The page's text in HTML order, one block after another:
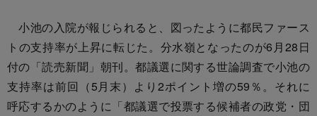
小池の入院が報じられると、図ったように都民ファース
トの支持率が上昇に転じた。分水嶺となったのが6月28日
付の「読売新聞」朝刊。都議選に関する世論調査で小池の
支持率は前回（5月末）より2ポイント増の59％。それに
呼応するかのように「都議選で投票する候補者の政党・団